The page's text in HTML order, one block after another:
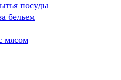
посуды
бельем
мясом